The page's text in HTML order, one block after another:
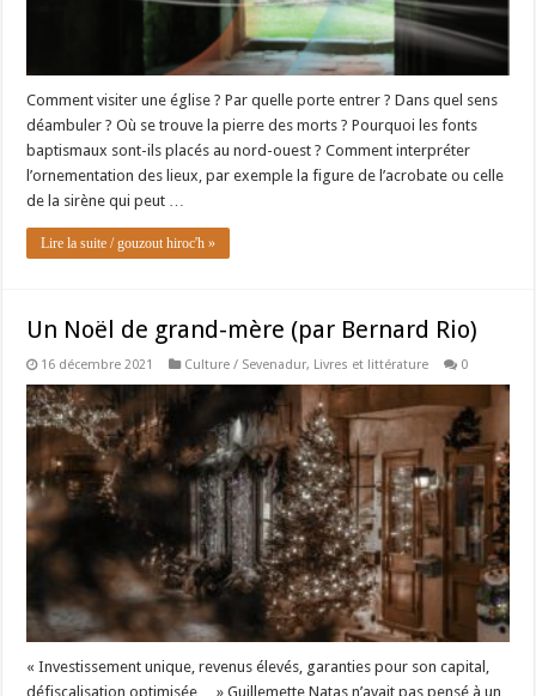
Comment visiter une église ? Par quelle porte entrer ? Dans quel sens
déambuler ? Où se trouve la pierre des morts ? Pourquoi les fonts
baptismaux sont-ils placés au nord-ouest ? Comment interpréter
l’ornementation des lieux, par exemple la figure de l’acrobate ou celle
de la sirène qui peut …
Lire la suite / gouzout hiroc'h »
Un Noël de grand-mère (par Bernard Rio)
16 décembre 2021 Culture / Sevenadur, Livres et littérature 0
« Investissement unique, revenus élevés, garanties pour son capital,
défiscalisation optimisée… » Guillemette Natas n’avait pas pensé à un